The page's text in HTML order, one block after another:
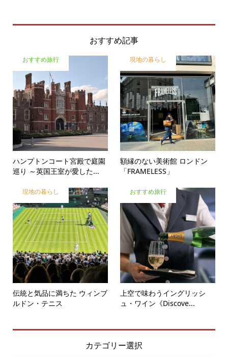
おすすめ記事
おすすめ旅行
ハンプトンコート宮殿で庭園
巡り ～英国王室が愛した...
現地の暮らし
額縁のない美術館 ロンドン
「FRAMELESS」
現地の暮らし
伝統と気品に満ちた ウィンブ
ルドン・テニス
おすすめ旅行
上空で味わうイングリッシ
ュ・ワイン《Discove...
カテゴリー選択